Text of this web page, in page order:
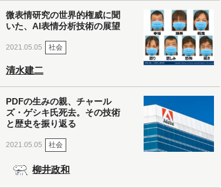
微表情研究の世界的権威に聞
いた、AI表情分析技術の展望
2021.05.05 社会
清水建二
PDFの生みの親、チャール
ズ・ゲシキ氏死去。その技術
と歴史を振り返る
2021.05.05 社会
柳井政和